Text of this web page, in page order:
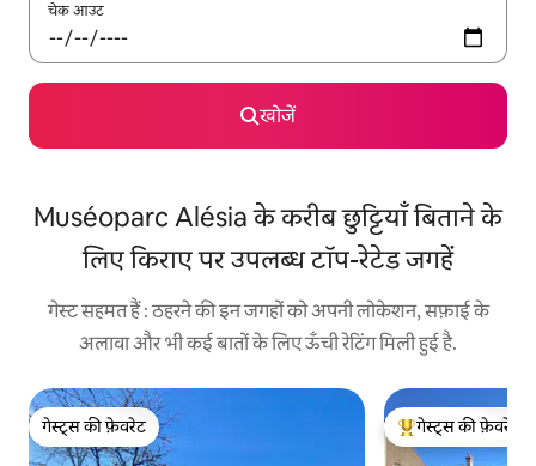
चेक आउट
खोजें
Muséoparc Alésia के करीब छुट्टियाँ बिताने के
लिए किराए पर उपलब्ध टॉप-रेटेड जगहें
गेस्ट सहमत हैं : ठहरने की इन जगहों को अपनी लोकेशन, सफ़ाई के
अलावा और भी कई बातों के लिए ऊँची रेटिंग मिली हुई है.
गेस्ट्स की फ़ेवरेट
गेस्ट्स की फ़ेवरेट
गेस्ट्स का टॉप फ़ेवरेट
गेस्ट्स की फ़ेवरेट